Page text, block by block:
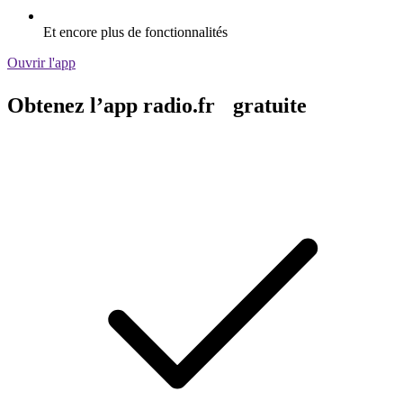
Et encore plus de fonctionnalités
Ouvrir l'app
Obtenez l’app radio.fr gratuite